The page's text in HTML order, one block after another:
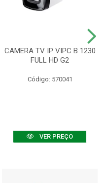
CAMERA TV IP VIPC B 1230
FULL HD G2
Código: 570041
VER PREÇO